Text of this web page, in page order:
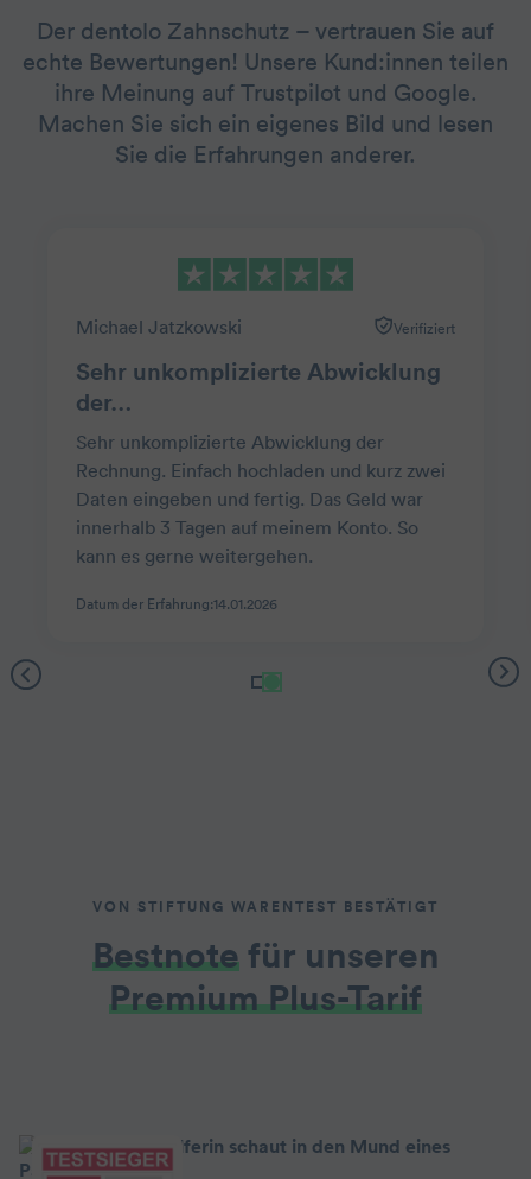
Der dentolo Zahnschutz – vertrauen Sie auf
echte Bewertungen! Unsere Kund:innen teilen
ihre Meinung auf Trustpilot und Google.
Machen Sie sich ein eigenes Bild und lesen
Sie die Erfahrungen anderer.
Michael Jatzkowski Verifiziert
Sehr unkomplizierte Abwicklung
der…
Sehr unkomplizierte Abwicklung der
Rechnung. Einfach hochladen und kurz zwei
Daten eingeben und fertig. Das Geld war
innerhalb 3 Tagen auf meinem Konto. So
kann es gerne weitergehen.
Datum der Erfahrung:14.01.2026
VON STIFTUNG WARENTEST BESTÄTIGT
Bestnotefür unseren
Premium Plus-Tarif